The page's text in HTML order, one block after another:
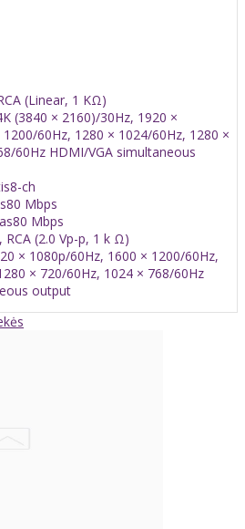
(Linear, 1 KΩ)
(3840 × 2160)/30Hz, 1920 ×
60Hz, 1280 × 1024/60Hz, 1280 ×
60Hz HDMI/VGA simultaneous
8-ch
80 Mbps
80 Mbps
RCA (2.0 Vp-p, 1 k Ω)
× 1080p/60Hz, 1600 × 1200/60Hz,
× 720/60Hz, 1024 × 768/60Hz
output